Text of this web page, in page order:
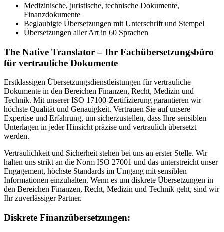
Medizinische, juristische, technische Dokumente,
Finanzdokumente
Beglaubigte Übersetzungen mit Unterschrift und Stempel
Übersetzungen aller Art in 60 Sprachen
The Native Translator – Ihr Fachübersetzungsbüro
für vertrauliche Dokumente
Erstklassigen Übersetzungsdienstleistungen für vertrauliche
Dokumente in den Bereichen Finanzen, Recht, Medizin und
Technik. Mit unserer ISO 17100-Zertifizierung garantieren wir
höchste Qualität und Genauigkeit. Vertrauen Sie auf unsere
Expertise und Erfahrung, um sicherzustellen, dass Ihre sensiblen
Unterlagen in jeder Hinsicht präzise und vertraulich übersetzt
werden.
Vertraulichkeit und Sicherheit stehen bei uns an erster Stelle. Wir
halten uns strikt an die Norm ISO 27001 und das unterstreicht unser
Engagement, höchste Standards im Umgang mit sensiblen
Informationen einzuhalten. Wenn es um diskrete Übersetzungen in
den Bereichen Finanzen, Recht, Medizin und Technik geht, sind wir
Ihr zuverlässiger Partner.
Diskrete Finanzübersetzungen: